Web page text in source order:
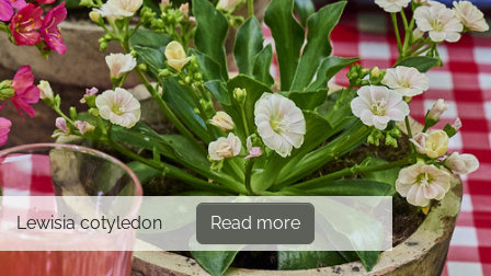
Lewisia cotyledon Read more